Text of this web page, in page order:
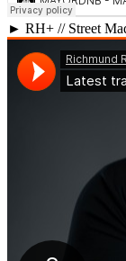
► RH+ // Street